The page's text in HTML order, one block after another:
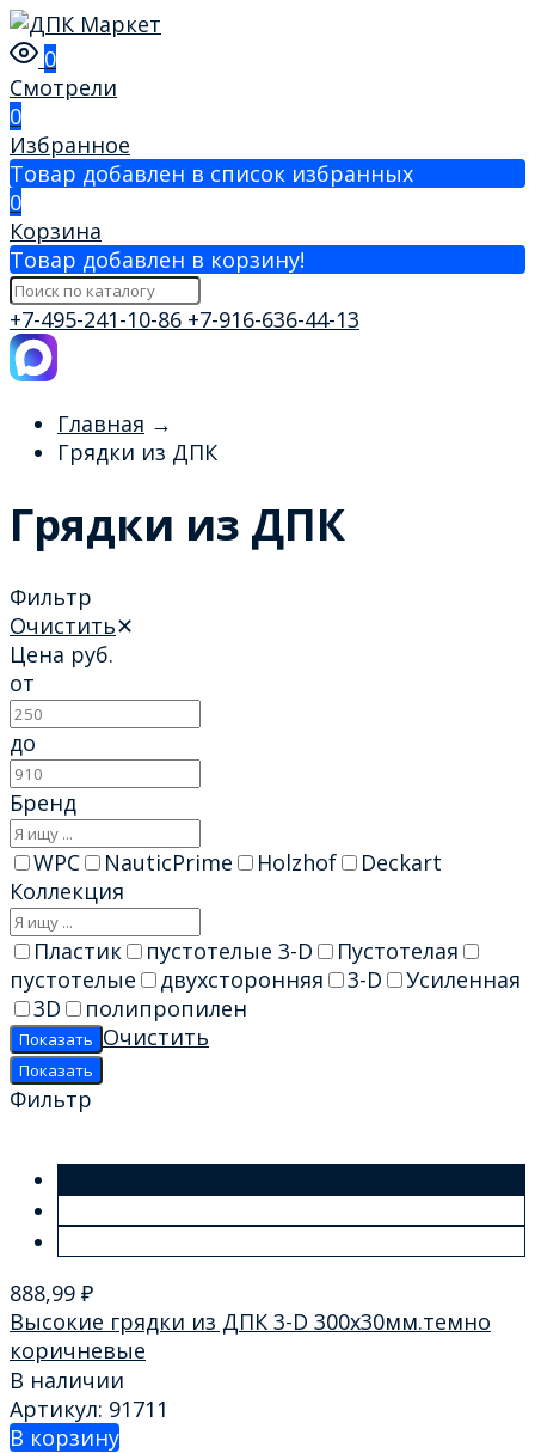
0
Смотрели
0
Избранное
Товар добавлен в список избранных
0
Корзина
Товар добавлен в корзину!
+7-495-241-10-86 +7-916-636-44-13
Главная →
Грядки из ДПК
Грядки из ДПК
Фильтр
Очистить✕
Цена руб.
от
до
Бренд
WPC NauticPrime Holzhof
Deckart
Коллекция
Пластик пустотелые 3-D
Пустотелая
пустотелые
двухсторонняя 3-D
Усиленная
3D
полипропилен
Очистить
Фильтр
888,99 ₽
Высокие грядки из ДПК 3-D 300х30мм.темно
коричневые
В наличии
Артикул: 91711
В корзину